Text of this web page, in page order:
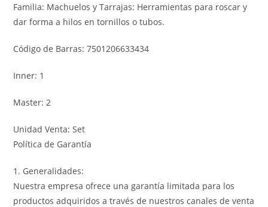
Familia: Machuelos y Tarrajas: Herramientas para roscar y
dar forma a hilos en tornillos o tubos.
Código de Barras: 7501206633434
Inner: 1
Master: 2
Unidad Venta: Set
Política de Garantía
1. Generalidades:
Nuestra empresa ofrece una garantía limitada para los
productos adquiridos a través de nuestros canales de venta